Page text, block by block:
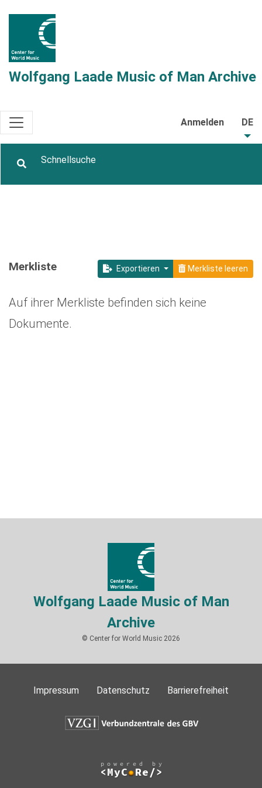
Wolfgang Laade Music of Man Archive
Anmelden DE
Exportieren Merkliste leeren
Merkliste
Auf ihrer Merkliste befinden sich keine
Dokumente.
Wolfgang Laade Music of Man
Archive
© Center for World Music 2026
Impressum Datenschutz Barrierefreiheit